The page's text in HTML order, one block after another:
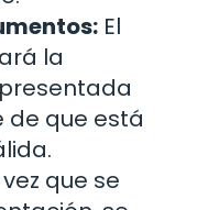
El
la
de que está
que se